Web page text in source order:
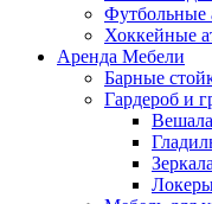
Футбольные
Хоккейные
Аренда Мебели
Барные
Гардероб и